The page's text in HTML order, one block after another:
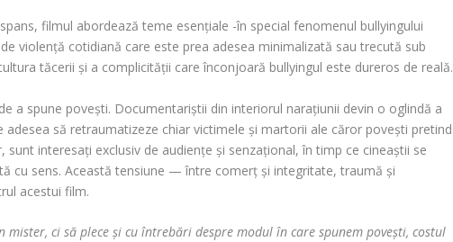
filmul abordează teme esențiale -în special fenomenul bullyingului
violență cotidiană care este prea adesea minimalizată sau trecută sub
tăcerii și a complicității care înconjoară bullyingul este dureros de reală.
a spune povești. Documentariștii din interiorul narațiunii devin o oglindă a
să retraumatizeze chiar victimele și martorii ale căror povești pretind
interesați exclusiv de audiențe și senzațional, în timp ce cineaștii se
cu sens. Această tensiune — între comerț și integritate, traumă și
acestui film.
ci să plece și cu întrebări despre modul în care spunem povești, costul